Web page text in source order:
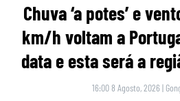
Chuva ‘a potes’ e
km/h voltam a
data e esta será a
16:00 8 Agosto, 2026 |